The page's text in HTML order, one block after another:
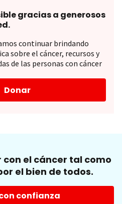
gracias a generosos
continuar brindando
sobre el cáncer, recursos y
de las personas con cáncer
Donar
el cáncer tal como
el bien de todos.
confianza